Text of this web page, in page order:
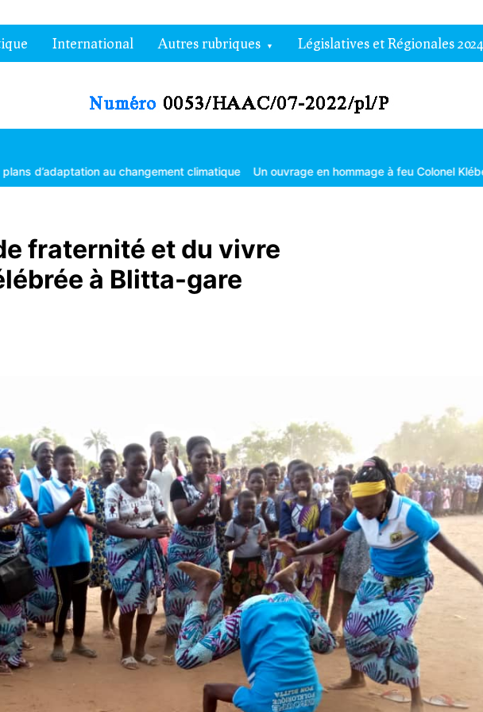
International Autres rubriques Législatives et Régionales 2024
au changement climatique Un ouvrage en hommage à feu Colonel Kléber Dadjo
fraternité et du vivre
à Blitta-gare